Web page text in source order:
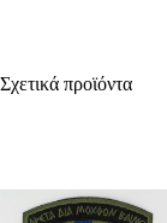
Σχετικά προϊόντα